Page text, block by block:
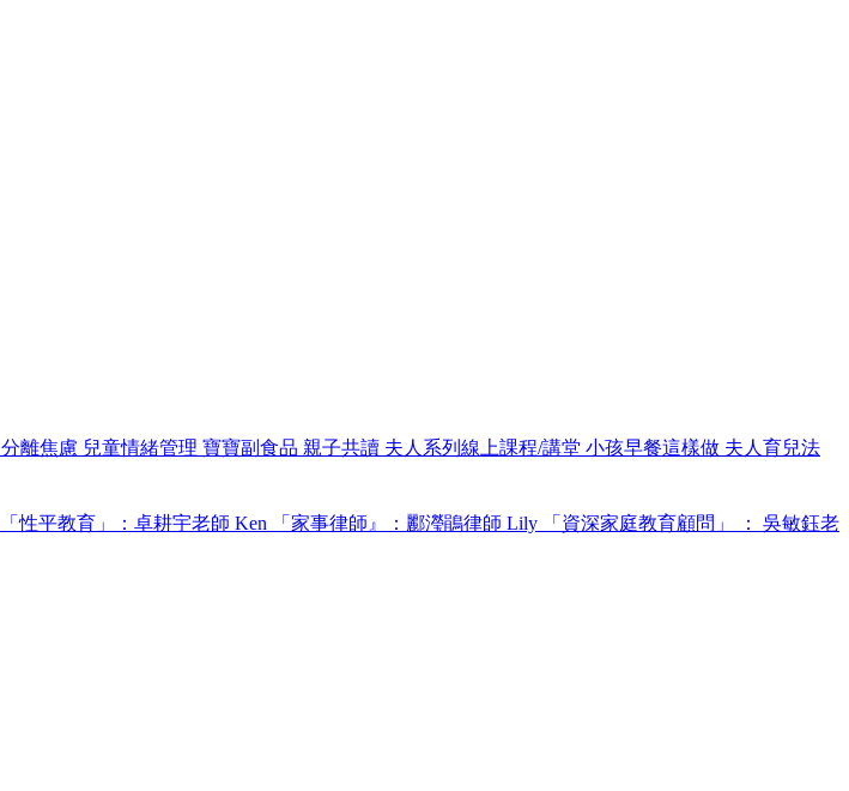
分離焦慮 兒童情緒管理 寶寶副食品 親子共讀 夫人系列線上課程/講堂 小孩早餐這樣做 夫人育兒法
「性平教育」：卓耕宇老師 Ken 「家事律師』：酈瀅鵑律師 Lily
「資深家庭教育顧問」 ： 吳敏鈺老